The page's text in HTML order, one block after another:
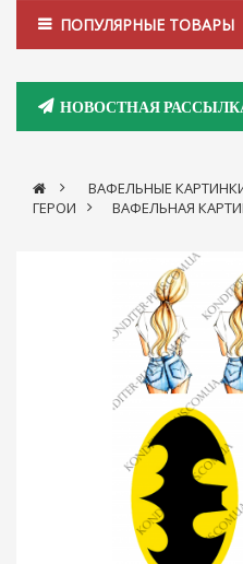
ПОПУЛЯРНЫЕ ТОВАРЫ
НОВОСТНАЯ
> ВАФЕЛЬНЫЕ
ГЕРОИ
> ВАФЕЛЬНАЯ